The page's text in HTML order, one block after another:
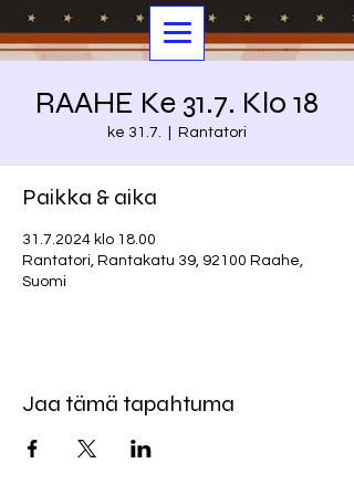
RAAHE Ke 31.7. Klo 18
ke 31.7. Rantatori
Paikka & aika
31.7.2024 klo 18.00
Rantatori, Rantakatu 39, 92100 Raahe,
Suomi
Jaa tämä tapahtuma